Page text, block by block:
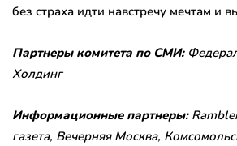
без страха идти навстречу мечтам и
Партнеры комитета по СМИ:
Холдинг
Информационные партнеры:
газета, Вечерняя Москва,